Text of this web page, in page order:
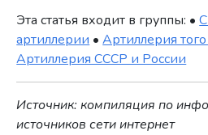
Эта статья входит в группы: •
артиллерии •Артиллерия
Артиллерия СССР и России
Источник: компиляция по
источников сети интернет